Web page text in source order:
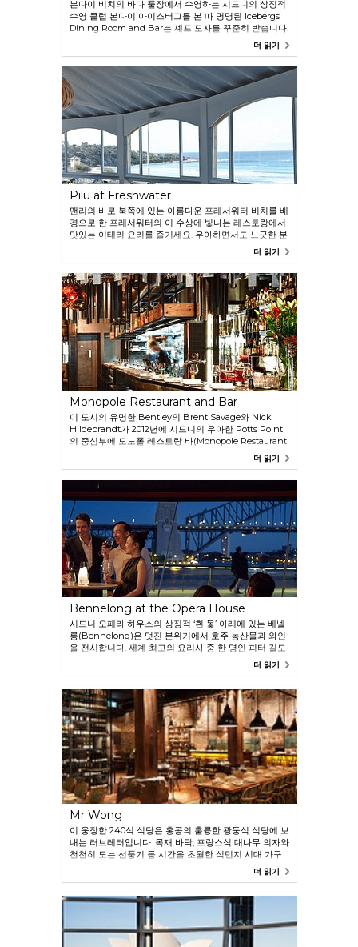
본다이 비치의 바다 풀장에서 수영하는 시드니의 상징적
수영 클럽 본다이 아이스버그를 본 따 명명된 Icebergs
Dining Room and Bar는 셰프 모자를 꾸준히 받습니다.
2002년에 문을 연 이래 이 식당의 스펙타클한 전망, 출중
한 요리와 느긋하게 우아한 분위기는 전세계에서 온 방문
객들을 즐겁게 하였습니다. 수석 셰프 Paul Wilson의 지
휘 하에 메뉴는 이태리 맛의 해산물 요리에 초점이 맞추
어져 있습니다.
더 읽기
Pilu at Freshwater
맨리의 바로 북쪽에 있는 아름다운 프레서워터 비치를 배
경으로 한 프레서워터의 이 수상에 빛나는 레스토랑에서
맛있는 이태리 요리를 즐기세요. 우아하면서도 느긋한 분
위기에서 큰 내닫이 창을 통해 웅장한 해변 경치를 감상
할 수 있습니다. 2016년 굿푸드 가이드에서 모자 2개를 받
았습니다.
더 읽기
Monopole Restaurant and Bar
이 도시의 유명한 Bentley의 Brent Savage와 Nick
Hildebrandt가 2012년에 시드니의 우아한 Potts Point
의 중심부에 모노폴 레스토랑 바(Monopole Restaurant
and Bar)를 열었습니다. Monopole은 셰프 모자를 받은
식당입니다. Brent의 독특하고 수상의 영예에 빛나는 요
리와 Nick의 놀라운 500여 희귀하고 유명한 포도주 리스
트는 풍부하게 짙은 목재와 산업금속 인테리어와 오픈바
만큼이나 체험할 가치가 있습니다.
더 읽기
Bennelong at the Opera House
시드니 오페라 하우스의 상징적 ‘흰 돛’ 아래에 있는 베넬
롱(Bennelong)은 멋진 분위기에서 호주 농산물과 와인
을 전시합니다. 세계 최고의 요리사 중 한 명인 피터 길모
어가 베넬롱(Bennelong)의 키를 잡고 있습니다. 2016년
더 읽기
Mr Wong
이 웅장한 240석 식당은 홍콩의 훌륭한 광둥식 식당에 보
내는 러브레터입니다. 목재 바닥, 프랑스식 대나무 의자와
천천히 도는 선풍기 등 시간을 초월한 식민지 시대 가구
와 광둥의 영향을 받은 현대 중국식 메뉴 60여 가지로 Mr
Wong은 셰프 모자를 2개 포함하여 식당상을 여러 번 받
더 읽기